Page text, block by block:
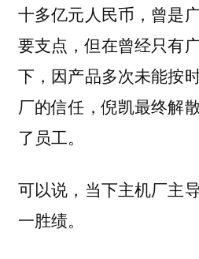
十多亿元人民币，曾是
要支点，但在曾经只有
下，因产品多次未能按
厂的信任，倪凯最终解
了员工。
可以说，当下主机厂主
一胜绩。